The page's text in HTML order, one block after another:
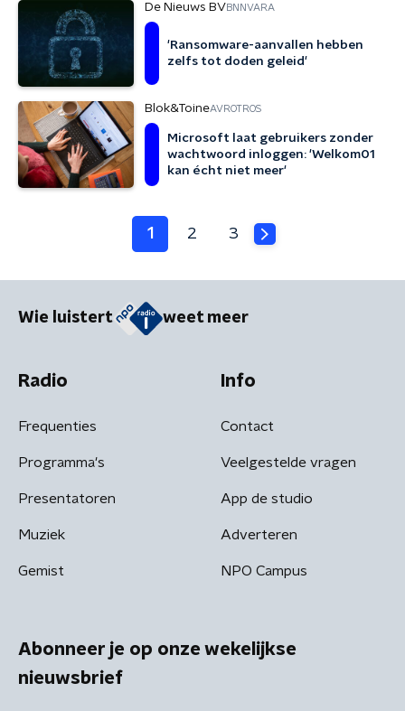
De Nieuws BVBNNVARA
'Ransomware-aanvallen hebben
zelfs tot doden geleid'
Blok&ToineAVROTROS
Microsoft laat gebruikers zonder
wachtwoord inloggen: 'Welkom01
kan écht niet meer'
1 2 3
Wie luistert weet meer
Radio
Frequenties
Programma's
Presentatoren
Muziek
Gemist
Info
Contact
Veelgestelde vragen
App de studio
Adverteren
NPO Campus
Abonneer je op onze wekelijkse
nieuwsbrief